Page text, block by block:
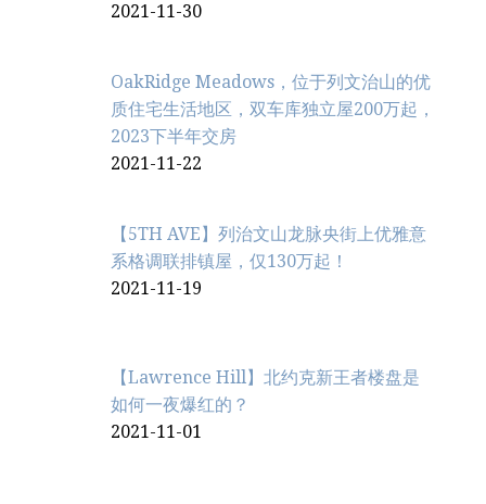
2021-11-30
OakRidge Meadows，位于列文治‬山的优
质住宅生活地区，双车库独立屋200万起，
2023下半年交房
2021-11-22
【5TH AVE】列治文山龙脉央街上优雅意
系格调联排镇屋，仅130万起！
2021-11-19
【Lawrence Hill】北约克新王者楼盘是
如何一夜爆红的？
2021-11-01